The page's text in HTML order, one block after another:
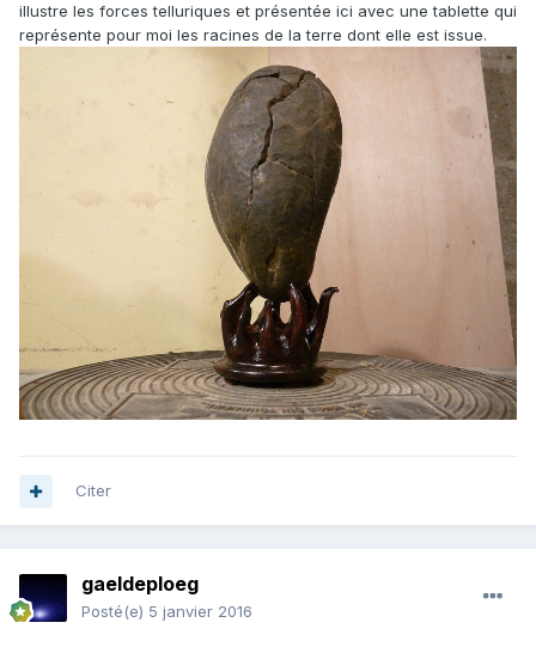
illustre les forces telluriques et présentée ici avec une tablette qui
représente pour moi les racines de la terre dont elle est issue.
Citer
gaeldeploeg
Posté(e) 5 janvier 2016